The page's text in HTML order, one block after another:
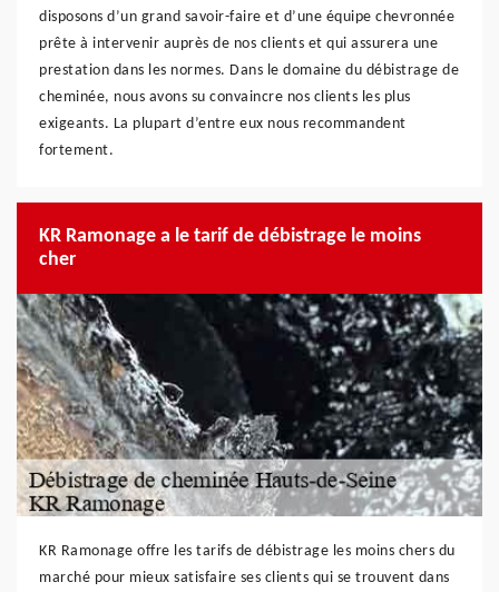
disposons d’un grand savoir-faire et d’une équipe chevronnée
prête à intervenir auprès de nos clients et qui assurera une
prestation dans les normes. Dans le domaine du débistrage de
cheminée, nous avons su convaincre nos clients les plus
exigeants. La plupart d’entre eux nous recommandent
fortement.
KR Ramonage a le tarif de débistrage le moins
cher
KR Ramonage offre les tarifs de débistrage les moins chers du
marché pour mieux satisfaire ses clients qui se trouvent dans